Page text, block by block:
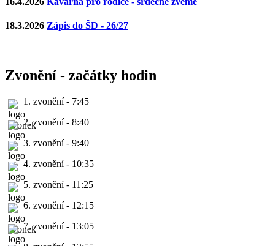
18.3.2026 Zápis do ŠD - 26/27
Zvonění - začátky hodin
1. zvonění - 7:45
2. zvonění - 8:40
3. zvonění - 9:40
4. zvonění - 10:35
5. zvonění - 11:25
6. zvonění - 12:15
7. zvonění - 13:05